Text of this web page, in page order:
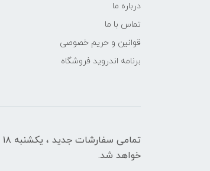
درباره ما
تماس با ما
قوانین و حریم خصوصی
برنامه اندروید فروشگاه
خواهد شد.